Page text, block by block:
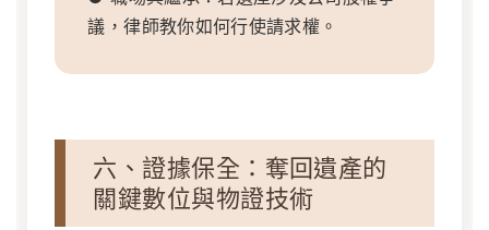
議，律師教你如何行使請求權。
六、證據保全：奪回遺產的
關鍵數位與物證技術